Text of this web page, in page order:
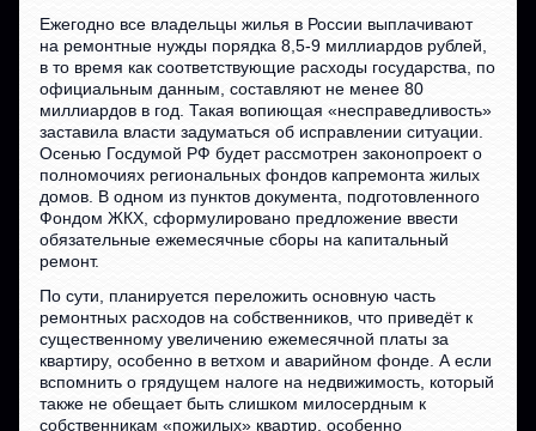
Ежегодно все владельцы жилья в России выплачивают
на ремонтные нужды порядка 8,5-9 миллиардов рублей,
в то время как соответствующие расходы государства, по
официальным данным, составляют не менее 80
миллиардов в год. Такая вопиющая «несправедливость»
заставила власти задуматься об исправлении ситуации.
Осенью Госдумой РФ будет рассмотрен законопроект о
полномочиях региональных фондов капремонта жилых
домов. В одном из пунктов документа, подготовленного
Фондом ЖКХ, сформулировано предложение ввести
обязательные ежемесячные сборы на капитальный
ремонт.
По сути, планируется переложить основную часть
ремонтных расходов на собственников, что приведёт к
существенному увеличению ежемесячной платы за
квартиру, особенно в ветхом и аварийном фонде. А если
вспомнить о грядущем налоге на недвижимость, который
также не обещает быть слишком милосердным к
собственникам «пожилых» квартир, особенно